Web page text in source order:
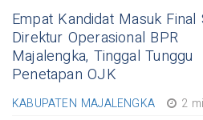
Empat Kandidat Masuk Final
Direktur Operasional BPR
Majalengka, Tinggal Tunggu
Penetapan OJK
KABUPATEN MAJALENGKA 2